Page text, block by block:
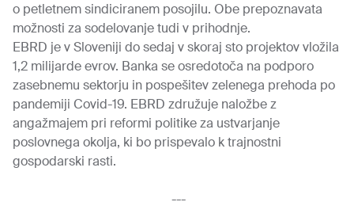
o petletnem sindiciranem posojilu. Obe prepoznavata
možnosti za sodelovanje tudi v prihodnje.
EBRD je v Sloveniji do sedaj v skoraj sto projektov vložila
1,2 milijarde evrov. Banka se osredotoča na podporo
zasebnemu sektorju in pospešitev zelenega prehoda po
pandemiji Covid-19. EBRD združuje naložbe z
angažmajem pri reformi politike za ustvarjanje
poslovnega okolja, ki bo prispevalo k trajnostni
gospodarski rasti.
---